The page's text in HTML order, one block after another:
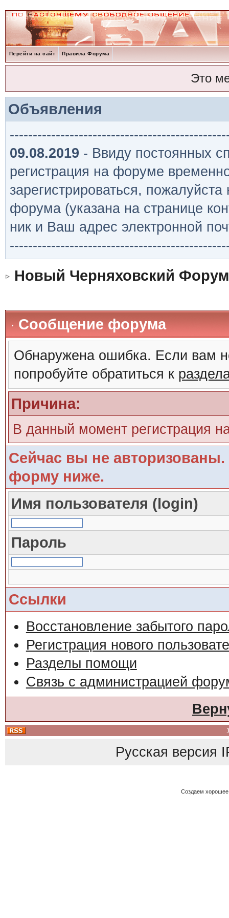
Перейти на сайт Правила Форума
Это
Объявления
09.08.2019 - Ввиду постоянных
регистрация на форуме
зарегистрироваться,
форума (указана на странице
ник и Ваш адрес электронной
Новый Черняховский Форум
Сообщение форума
Обнаружена ошибка. Если вам
попробуйте обратиться к
Причина:
В данный момент регистрация
Сейчас вы не авторизованы.
форму ниже.
Имя пользователя (login)
Пароль
Ссылки
Восстановление забытого
Регистрация нового
Разделы помощи
Связь с администрацией
Русская версия
Создаем